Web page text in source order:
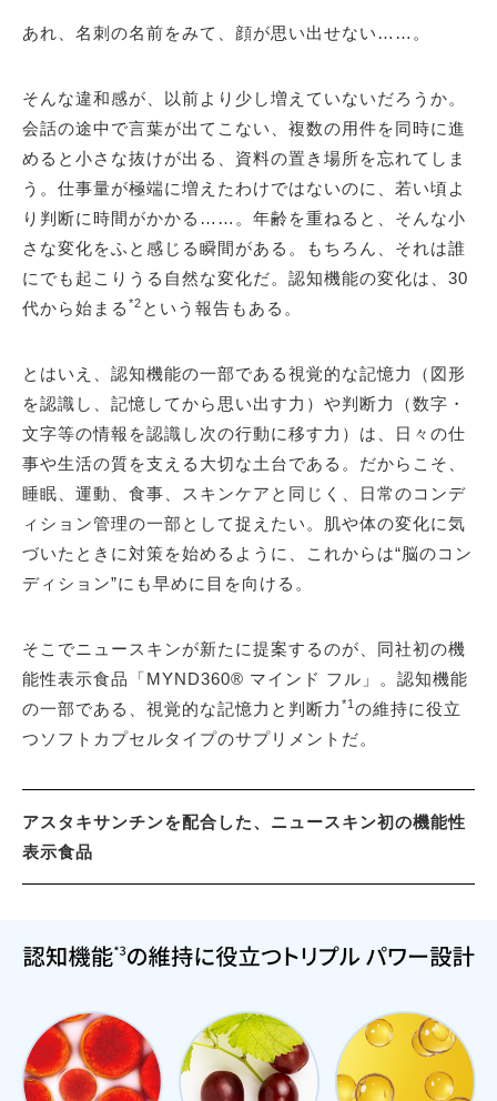
あれ、名刺の名前をみて、顔が思い出せない……。
そんな違和感が、以前より少し増えていないだろうか。
会話の途中で言葉が出てこない、複数の用件を同時に進
めると小さな抜けが出る、資料の置き場所を忘れてしま
う。仕事量が極端に増えたわけではないのに、若い頃よ
り判断に時間がかかる……。年齢を重ねると、そんな小
さな変化をふと感じる瞬間がある。もちろん、それは誰
にでも起こりうる自然な変化だ。認知機能の変化は、30
代から始まる *2 という報告もある。
とはいえ、認知機能の一部である視覚的な記憶力（図形
を認識し、記憶してから思い出す力）や判断力（数字・
文字等の情報を認識し次の行動に移す力）は、日々の仕
事や生活の質を支える大切な土台である。だからこそ、
睡眠、運動、食事、スキンケアと同じく、日常のコンデ
ィション管理の一部として捉えたい。肌や体の変化に気
づいたときに対策を始めるように、これからは“脳のコン
ディション”にも早めに目を向ける。
そこでニュースキンが新たに提案するのが、同社初の機
能性表示食品「MYND360® マインド フル」。認知機能
の一部である、視覚的な記憶力と判断力 *1 の維持に役立
つソフトカプセルタイプのサプリメントだ。
アスタキサンチンを配合した、ニュースキン初の機能性
表示食品